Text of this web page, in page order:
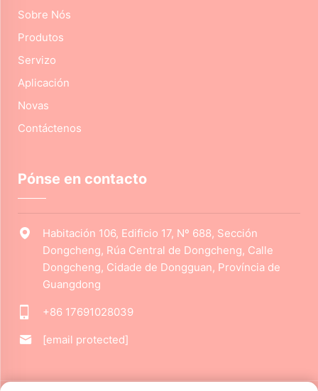
Sobre Nós
Produtos
Servizo
Aplicación
Novas
Contáctenos
Pónse en contacto
Habitación 106, Edificio 17, Nº 688, Sección
Dongcheng, Rúa Central de Dongcheng, Calle
Dongcheng, Cidade de Dongguan, Província de
Guangdong
+86 17691028039
[email protected]